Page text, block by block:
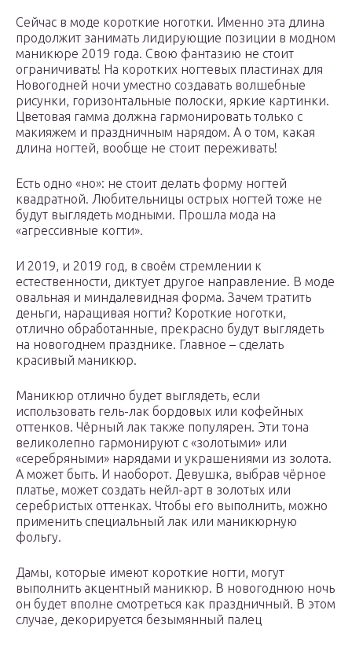
Сейчас в моде короткие ноготки. Именно эта длина
продолжит занимать лидирующие позиции в модном
маникюре 2019 года. Свою фантазию не стоит
ограничивать! На коротких ногтевых пластинах для
Новогодней ночи уместно создавать волшебные
рисунки, горизонтальные полоски, яркие картинки.
Цветовая гамма должна гармонировать только с
макияжем и праздничным нарядом. А о том, какая
длина ногтей, вообще не стоит переживать!
Есть одно «но»: не стоит делать форму ногтей
квадратной. Любительницы острых ногтей тоже не
будут выглядеть модными. Прошла мода на
«агрессивные когти».
И 2019, и 2019 год, в своём стремлении к
естественности, диктует другое направление. В моде
овальная и миндалевидная форма. Зачем тратить
деньги, наращивая ногти? Короткие ноготки,
отлично обработанные, прекрасно будут выглядеть
на новогоднем празднике. Главное – сделать
красивый маникюр.
Маникюр отлично будет выглядеть, если
использовать гель-лак бордовых или кофейных
оттенков. Чёрный лак также популярен. Эти тона
великолепно гармонируют с «золотыми» или
«серебряными» нарядами и украшениями из золота.
А может быть. И наоборот. Девушка, выбрав чёрное
платье, может создать нейл-арт в золотых или
серебристых оттенках. Чтобы его выполнить, можно
применить специальный лак или маникюрную
фольгу.
Дамы, которые имеют короткие ногти, могут
выполнить акцентный маникюр. В новогоднюю ночь
он будет вполне смотреться как праздничный. В этом
случае, декорируется безымянный палец